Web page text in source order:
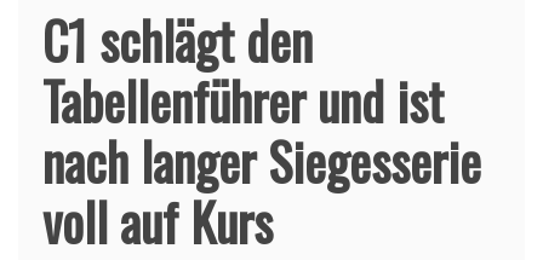
C1 schlägt den
Tabellenführer und ist
nach langer Siegesserie
voll auf Kurs